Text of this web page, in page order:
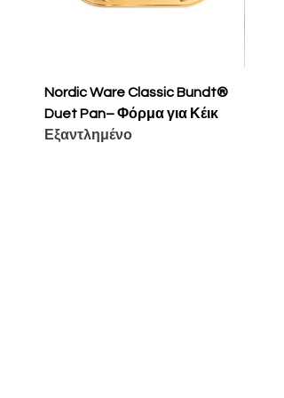
Nordic Ware Classic Bundt®
Duet Pan– Φόρμα για Κέικ
Εξαντλημένο